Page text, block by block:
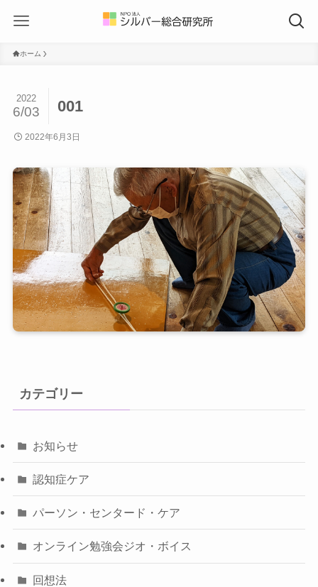
ホーム
001
2022
6/03
2022年6月3日
カテゴリー
お知らせ
認知症ケア
パーソン・センタード・ケア
オンライン勉強会ジオ・ボイス
回想法